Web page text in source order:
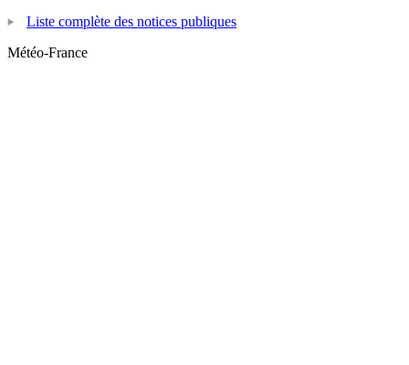
Liste complète des notices publiques
Météo-France